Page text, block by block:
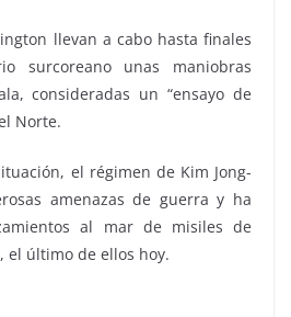
llevan a cabo hasta finales
surcoreano unas maniobras
consideradas un “ensayo de
Norte.
el régimen de Kim Jong-
amenazas de guerra y ha
al mar de misiles de
el último de ellos hoy.